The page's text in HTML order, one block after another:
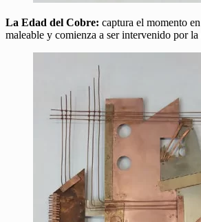
La Edad del Cobre: captura el momento
maleable y comienza a ser intervenido por